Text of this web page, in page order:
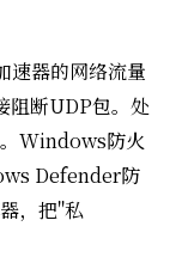
速器的网络流量
阻断UDP包。处
Windows防火
Defender防
，把"私